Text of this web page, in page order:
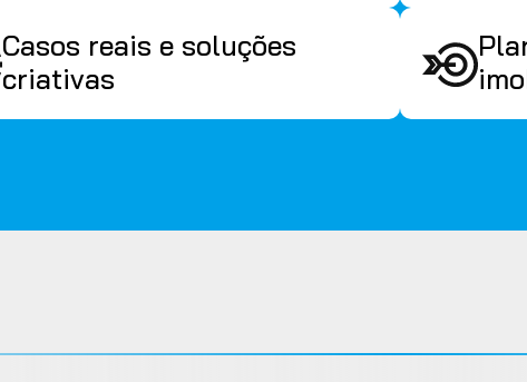
Casos reais e soluções
criativas